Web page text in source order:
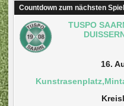
Countdown zum nächsten Spiel
TUSPO
16.